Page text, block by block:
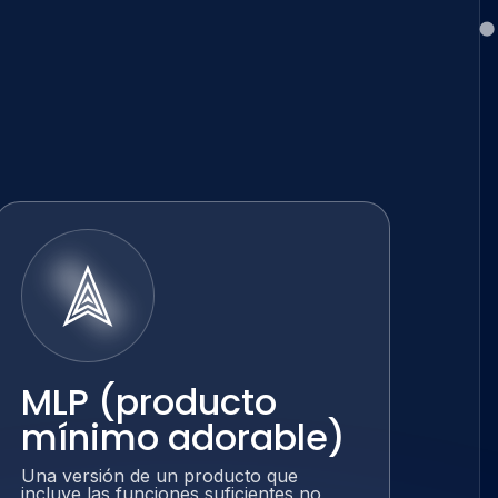
MLP (producto
mínimo adorable)
Una versión de un producto que
incluye las funciones suficientes no